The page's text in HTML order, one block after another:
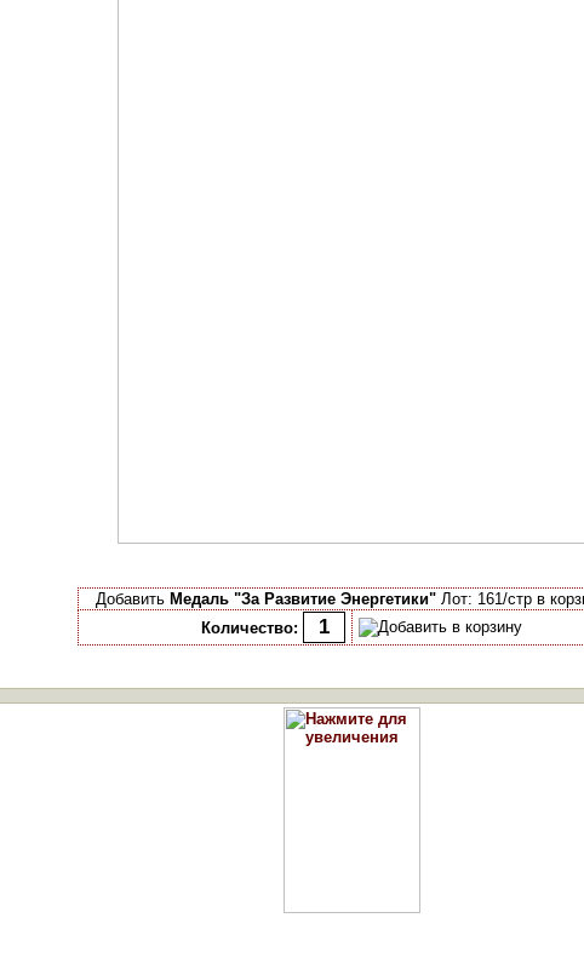
Добавить Медаль "За Развитие Энергетики" Лот: 161/стр в
Количество: